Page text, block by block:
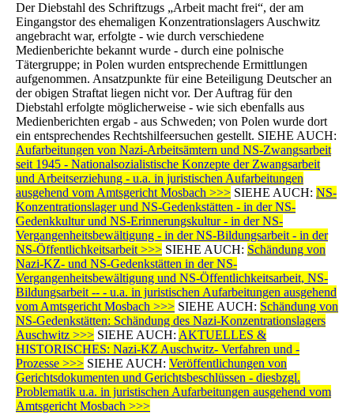
Der Diebstahl des Schriftzugs „Arbeit macht frei“, der am
Eingangstor des ehemaligen Konzentrationslagers Auschwitz
angebracht war, erfolgte - wie durch verschiedene
Medienberichte bekannt wurde - durch eine polnische
Tätergruppe; in Polen wurden entsprechende Ermittlungen
aufgenommen. Ansatzpunkte für eine Beteiligung Deutscher an
der obigen Straftat liegen nicht vor. Der Auftrag für den
Diebstahl erfolgte möglicherweise - wie sich ebenfalls aus
Medienberichten ergab - aus Schweden; von Polen wurde dort
ein entsprechendes Rechtshilfeersuchen gestellt. SIEHE AUCH:
Aufarbeitungen von Nazi-Arbeitsämtern und NS-Zwangsarbeit
seit 1945 - Nationalsozialistische Konzepte der Zwangsarbeit
und Arbeitserziehung - u.a. in juristischen Aufarbeitungen
ausgehend vom Amtsgericht Mosbach >>> SIEHE AUCH: NS-
Konzentrationslager und NS-Gedenkstätten - in der NS-
Gedenkkultur und NS-Erinnerungskultur - in der NS-
Vergangenheitsbewältigung - in der NS-Bildungsarbeit - in der
NS-Öffentlichkeitsarbeit >>> SIEHE AUCH: Schändung von
Nazi-KZ- und NS-Gedenkstätten in der NS-
Vergangenheitsbewältigung und NS-Öffentlichkeitsarbeit, NS-
Bildungsarbeit -- - u.a. in juristischen Aufarbeitungen ausgehend
vom Amtsgericht Mosbach >>> SIEHE AUCH: Schändung von
NS-Gedenkstätten: Schändung des Nazi-Konzentrationslagers
Auschwitz >>> SIEHE AUCH: AKTUELLES &
HISTORISCHES: Nazi-KZ Auschwitz- Verfahren und -
Prozesse >>> SIEHE AUCH: Veröffentlichungen von
Gerichtsdokumenten und Gerichtsbeschlüssen - diesbzgl.
Problematik u.a. in juristischen Aufarbeitungen ausgehend vom
Amtsgericht Mosbach >>>